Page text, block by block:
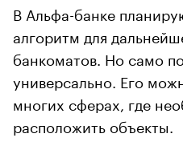
В Альфа-банке
алгоритм для
банкоматов. Но само
универсально. Его
многих сферах, где
расположить объекты.